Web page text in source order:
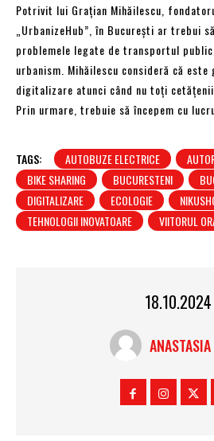
Potrivit lui Grațian Mihăilescu,
„UrbanizeHub”, în București ar trebui
problemele legate de transportul
urbanism. Mihăilescu consideră că
digitalizare atunci când nu toți cetățenii
Prin urmare, trebuie să începem cu
TAGS: AUTOBUZE ELECTRICE
BIKE SHARING
BUCURESTENI
DIGITALIZARE
ECOLOGIE
TEHNOLOGII INOVATOARE
VIITORUL
18.10.2024